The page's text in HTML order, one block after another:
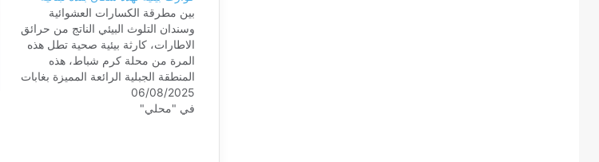
بين مطرقة الكسارات العشوائية
وسندان التلوث البيئي الناتج من حرائق
الاطارات، كارثة بيئية صحية تطل هذه
المرة من محلة كرم شباط، هذه
المنطقة الجبلية الرائعة المميزة بغابات
الارز والشوح في أعالي القبيات
بمحافظة عكار شمال لبنان، والتي تتبع
06/08/2025
في "محلي"